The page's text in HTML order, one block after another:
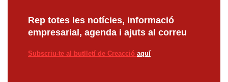
Rep totes les notícies, informació
empresarial, agenda i ajuts al correu
Subscriu-te al butlletí de Creacció aquí